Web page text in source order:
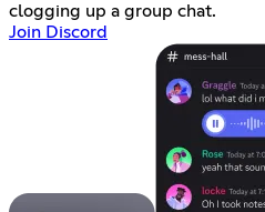
clogging up a group chat.
Join Discord